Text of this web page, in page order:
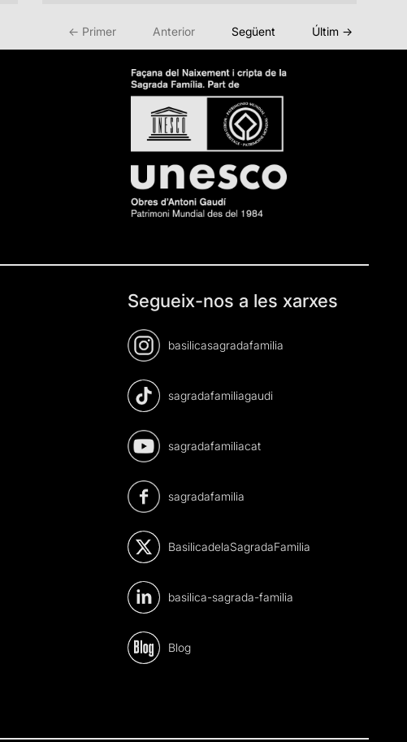
← Primer Anterior Següent Últim →
Segueix-nos a les xarxes
basilicasagradafamilia
sagradafamiliagaudi
sagradafamiliacat
sagradafamilia
BasilicadelaSagradaFamilia
basilica-sagrada-familia
Blog